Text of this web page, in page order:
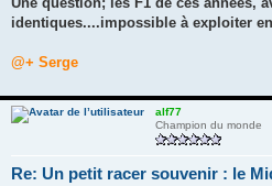
e
identiques....impossible à exploiter
@+ Serge
alf77
Champion du monde
Re: Un petit racer souvenir : le